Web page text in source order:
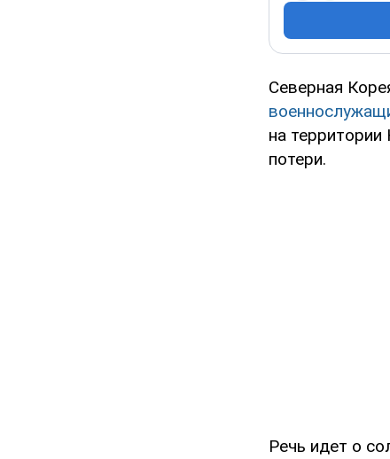
Северная
на
потери.
Речь идет о